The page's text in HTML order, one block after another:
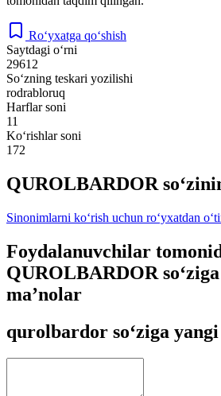
Ro‘yxatga qo‘shish
Saytdagi o‘rni
29612
So‘zning teskari yozilishi
rodrabloruq
Harflar soni
11
Ko‘rishlar soni
172
QUROLBARDOR
Sinonimlarni ko‘rish uchun ro‘yxatdan
Foydalanuvchilar
QUROLBARDOR
ma’nolar
qurolbardor so‘ziga